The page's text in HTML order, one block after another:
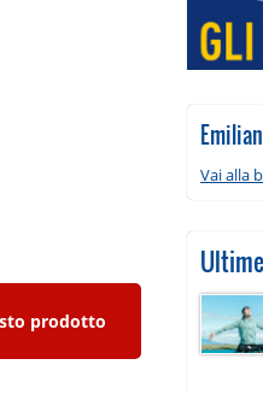
prodotto
Vai alla